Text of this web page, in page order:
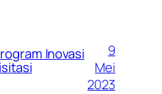
Inovasi
9
Mei
2023